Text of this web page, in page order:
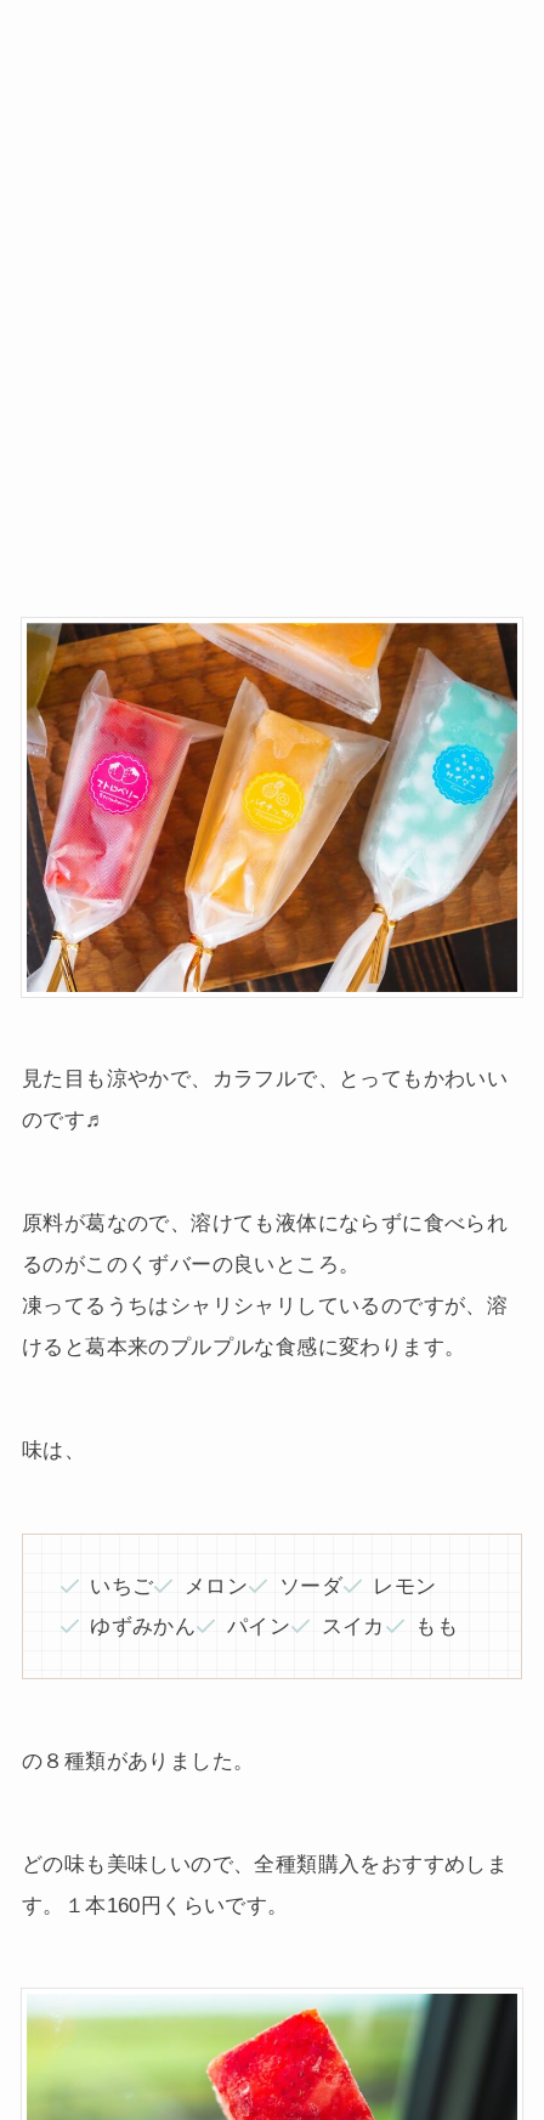
見た目も涼やかで、カラフルで、とってもかわいい
のです♬
原料が葛なので、溶けても液体にならずに食べられ
るのがこのくずバーの良いところ。
凍ってるうちはシャリシャリしているのですが、溶
けると葛本来のプルプルな食感に変わります。
味は、
いちご メロン ソーダ
レモン
ゆずみかん
パイン スイカ もも
の８種類がありました。
どの味も美味しいので、全種類購入をおすすめしま
す。１本160円くらいです。